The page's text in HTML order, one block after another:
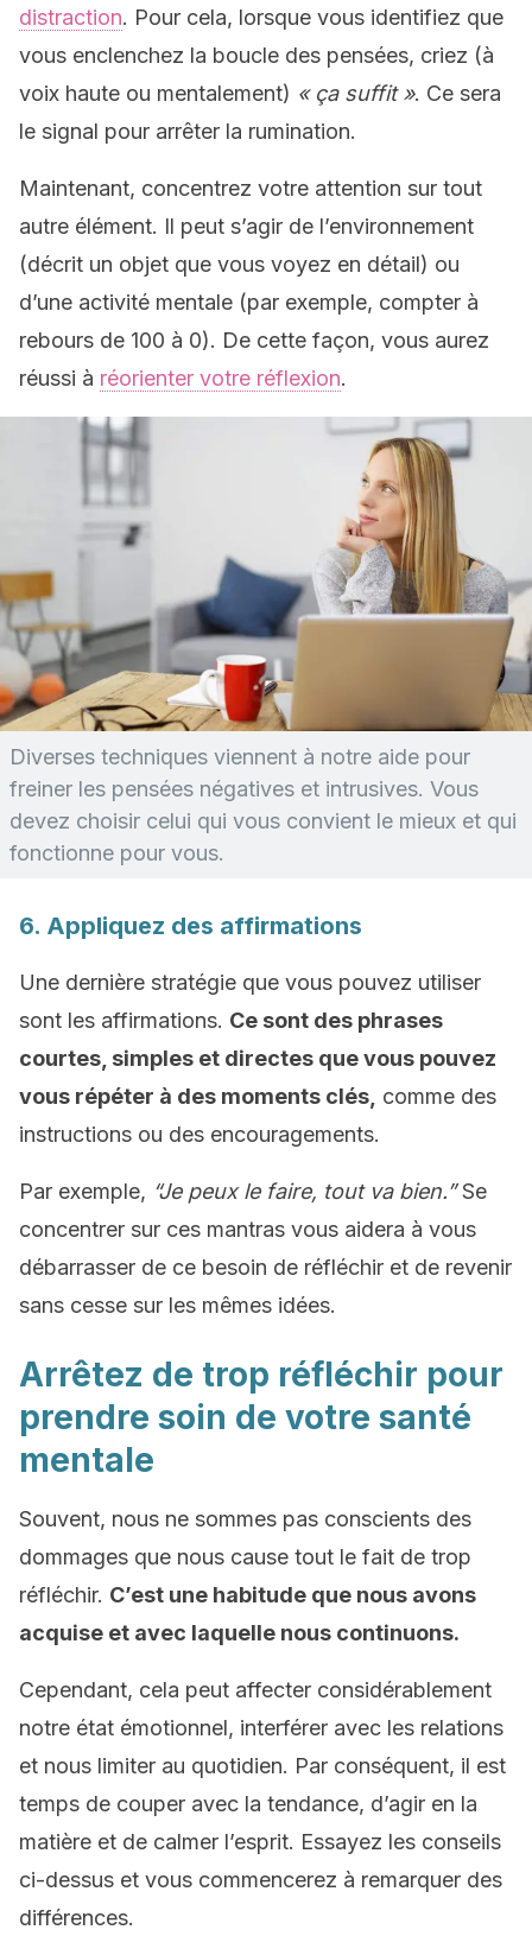
distraction. Pour cela, lorsque vous identifiez que
vous enclenchez la boucle des pensées, criez (à
voix haute ou mentalement) « ça suffit ». Ce sera
le signal pour arrêter la rumination.
Maintenant, concentrez votre attention sur tout
autre élément. Il peut s’agir de l’environnement
(décrit un objet que vous voyez en détail) ou
d’une activité mentale (par exemple, compter à
rebours de 100 à 0). De cette façon, vous aurez
réussi à réorienter votre réflexion.
Diverses techniques viennent à notre aide pour
freiner les pensées négatives et intrusives. Vous
devez choisir celui qui vous convient le mieux et qui
fonctionne pour vous.
6. Appliquez des affirmations
Une dernière stratégie que vous pouvez utiliser
sont les affirmations. Ce sont des phrases
courtes, simples et directes que vous pouvez
vous répéter à des moments clés, comme des
instructions ou des encouragements.
Par exemple, “Je peux le faire, tout va bien.”Se
concentrer sur ces mantras vous aidera à vous
débarrasser de ce besoin de réfléchir et de revenir
sans cesse sur les mêmes idées.
Arrêtez de trop réfléchir pour
prendre soin de votre santé
mentale
Souvent, nous ne sommes pas conscients des
dommages que nous cause tout le fait de trop
réfléchir. C’est une habitude que nous avons
acquise et avec laquelle nous continuons.
Cependant, cela peut affecter considérablement
notre état émotionnel, interférer avec les relations
et nous limiter au quotidien. Par conséquent, il est
temps de couper avec la tendance, d’agir en la
matière et de calmer l’esprit. Essayez les conseils
ci-dessus et vous commencerez à remarquer des
différences.